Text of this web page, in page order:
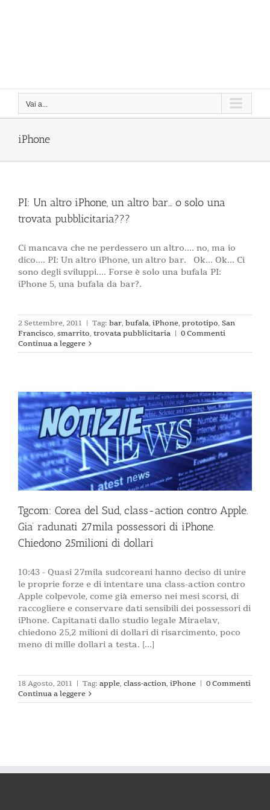
Vai a...
iPhone
PI: Un altro iPhone, un altro bar… o solo una
trovata pubblicitaria???
Ci mancava che ne perdessero un altro.... no, ma io
dico.... PI: Un altro iPhone, un altro bar. Ok... Ok... Ci
sono degli sviluppi.... Forse è solo una bufala PI:
iPhone 5, una bufala da bar?.
2 Settembre, 2011 | Tag: bar, bufala, iPhone, prototipo, San
Francisco, smarrito, trovata pubblicitaria | 0 Commenti
Continua a leggere
Tgcom: Corea del Sud, class-action contro Apple.
Gia’ radunati 27mila possessori di iPhone.
Chiedono 25milioni di dollari
10:43 - Quasi 27mila sudcoreani hanno deciso di unire
le proprie forze e di intentare una class-action contro
Apple colpevole, come già emerso nei mesi scorsi, di
raccogliere e conservare dati sensibili dei possessori di
iPhone. Capitanati dallo studio legale Miraelav,
chiedono 25,2 milioni di dollari di risarcimento, poco
meno di mille dollari a testa. [...]
18 Agosto, 2011 | Tag: apple, class-action, iPhone | 0 Commenti
Continua a leggere